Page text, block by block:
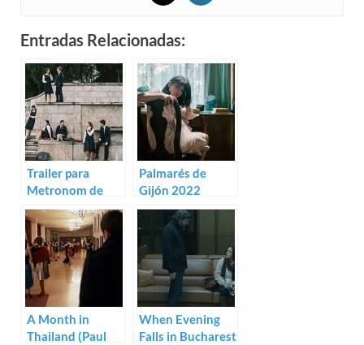
Entradas Relacionadas:
Trailer para
Metronom de
Alexandru Belc
Palmarés de
Gijón 2022
A Month in
Thailand (Paul
When Evening
Falls in Bucharest